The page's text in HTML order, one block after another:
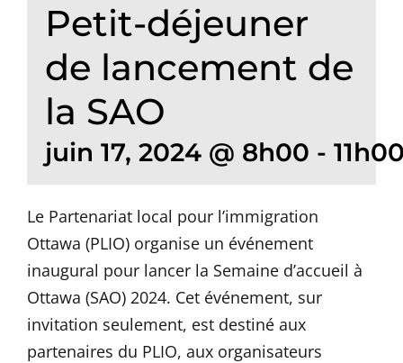
Petit-déjeuner
de lancement de
la SAO
juin 17, 2024 @ 8h00 -
Le Partenariat local pour l’immigration
Ottawa (PLIO) organise un événement
inaugural pour lancer la Semaine d’accueil à
Ottawa (SAO) 2024. Cet événement, sur
invitation seulement, est destiné aux
partenaires du PLIO, aux organisateurs